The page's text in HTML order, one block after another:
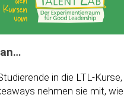
in die LTL-Kurse,
nehmen sie mit, wie